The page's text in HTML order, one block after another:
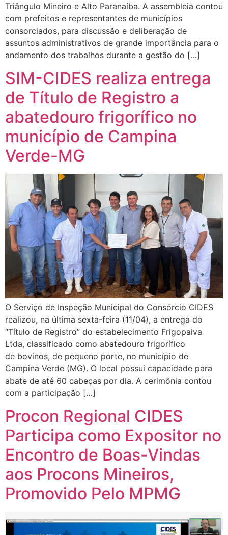
Triângulo Mineiro e Alto Paranaíba. A assembleia contou
com prefeitos e representantes de municípios
consorciados, para discussão e deliberação de
assuntos administrativos de grande importância para o
andamento dos trabalhos durante a gestão do […]
SIM-CIDES realiza entrega
de Título de Registro a
abatedouro frigorífico no
município de Campina
Verde-MG
O Serviço de Inspeção Municipal do Consórcio CIDES
realizou, na última sexta-feira (11/04), a entrega do
“Título de Registro” do estabelecimento Frigopaiva
Ltda, classificado como abatedouro frigorífico
de bovinos, de pequeno porte, no município de
Campina Verde (MG). O local possui capacidade para
abate de até 60 cabeças por dia. A cerimônia contou
com a participação […]
Procon Regional CIDES
Participa como Expositor no
Encontro de Boas-Vindas
aos Procons Mineiros,
Promovido Pelo MPMG